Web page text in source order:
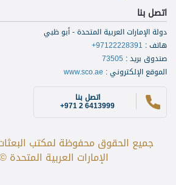
اتصل بنا
دولة الإمارات العربية المتحدة - أبو ظبي
هاتف:
+97122228391
صندوق بريد:
73505
الموقع الإلكتروني:
www.sco.ae
اتصل بنا
+971 2 6413999
جميع الحقوق محفوظة لمكتب
الإمارات العربية المتحدة © 2026